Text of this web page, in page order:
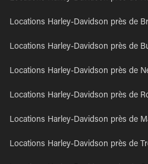
Locations Harley-Davidson près de
Locations Harley-Davidson près de
Locations Harley-Davidson près de
Locations Harley-Davidson près de
Locations Harley-Davidson près de
Locations Harley-Davidson près de